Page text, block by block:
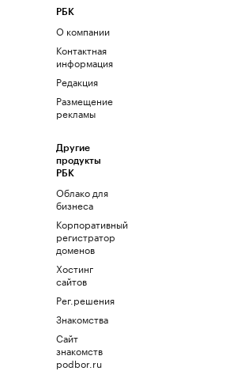
РБК
О компании
Контактная
информация
Редакция
Размещение
рекламы
Другие
продукты
РБК
Облако для
бизнеса
Корпоративный
регистратор
доменов
Хостинг
сайтов
Рег.решения
Знакомства
Сайт
знакомств
podbor.ru